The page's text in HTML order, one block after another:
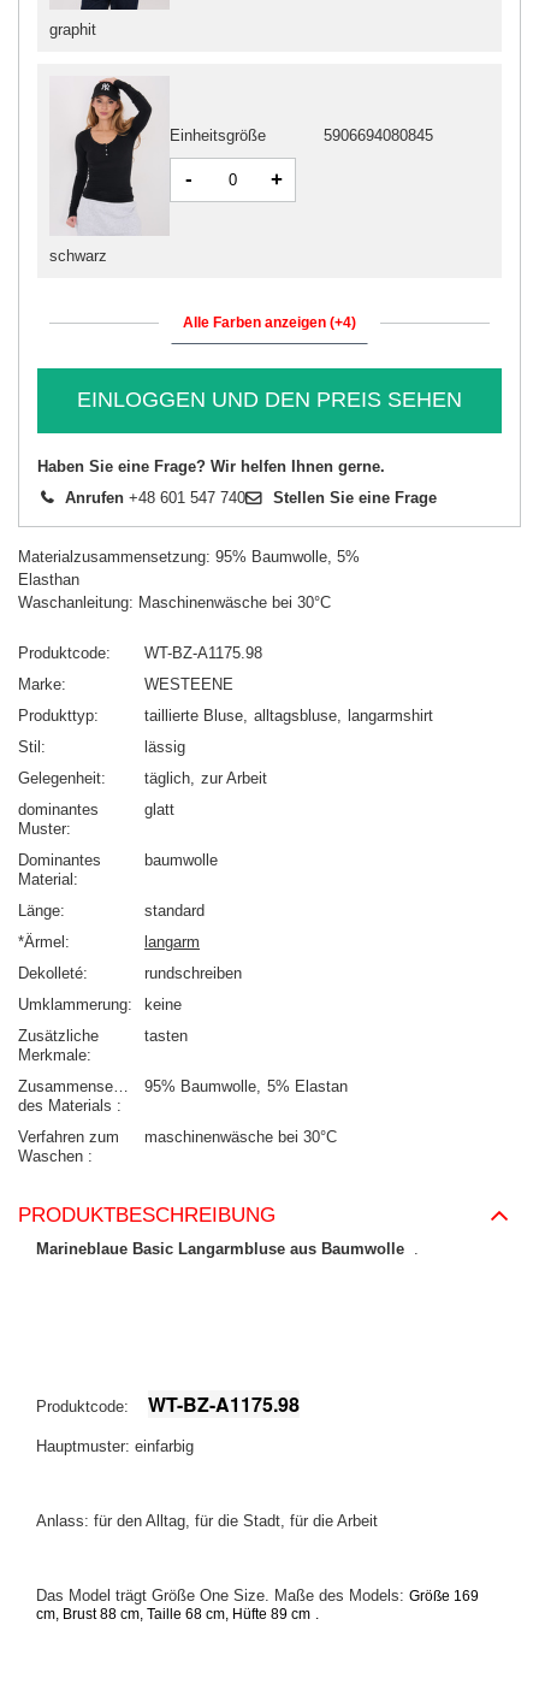
graphit
schwarz
Einheitsgröße 5906694080845
- +
Alle Farben anzeigen (+4)
EINLOGGEN UND DEN PREIS SEHEN
Haben Sie eine Frage? Wir helfen Ihnen gerne.
Anrufen +48 601 547 740 Stellen Sie eine Frage
Materialzusammensetzung: 95% Baumwolle, 5%
Elasthan
Waschanleitung: Maschinenwäsche bei 30°C
Produktcode
WT-BZ-A1175.98
Marke
WESTEENE
Produkttyp
taillierte Bluse alltagsbluse
langarmshirt
Stil
lässig
Gelegenheit
täglich zur Arbeit
dominantes
Muster
glatt
Dominantes
Material
baumwolle
Länge
standard
*Ärmel
langarm
Dekolleté
rundschreiben
Umklammerung
keine
Zusätzliche
Merkmale
tasten
Zusammensetzung
des Materials
95% Baumwolle 5% Elastan
Verfahren zum
Waschen
maschinenwäsche bei 30°C
PRODUKTBESCHREIBUNG
Marineblaue Basic Langarmbluse aus Baumwolle .
Produktcode: WT-BZ-A1175.98
Hauptmuster: einfarbig
Anlass: für den Alltag, für die Stadt, für die Arbeit
Das Model trägt Größe One Size. Maße des Models: Größe 169
cm, Brust 88 cm, Taille 68 cm, Hüfte 89 cm .